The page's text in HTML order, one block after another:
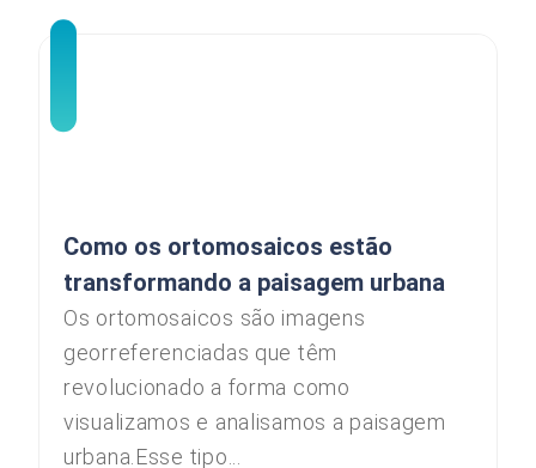
Como os ortomosaicos estão
transformando a paisagem urbana
Os ortomosaicos são imagens
georreferenciadas que têm
revolucionado a forma como
visualizamos e analisamos a paisagem
urbana.Esse tipo...